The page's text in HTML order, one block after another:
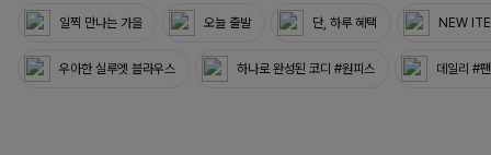
일찍 만나는 가을 오늘 출발 단, 하루 혜택 NEW
우아한 실루엣 블라우스 하나로 완성된 코디 #원피스 데일리 #